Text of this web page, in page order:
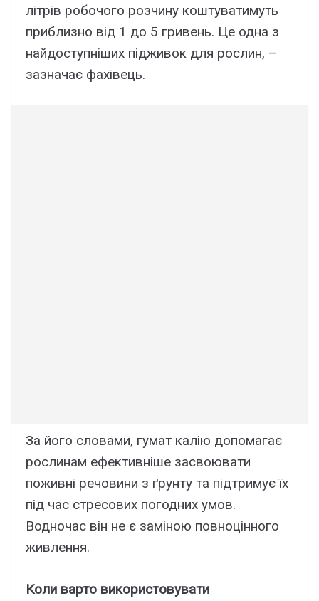
літрів робочого розчину коштуватимуть
приблизно від 1 до 5 гривень. Це одна з
найдоступніших підживок для рослин, –
зазначає фахівець.
За його словами, гумат калію допомагає
рослинам ефективніше засвоювати
поживні речовини з ґрунту та підтримує їх
під час стресових погодних умов.
Водночас він не є заміною повноцінного
живлення.
Коли варто використовувати